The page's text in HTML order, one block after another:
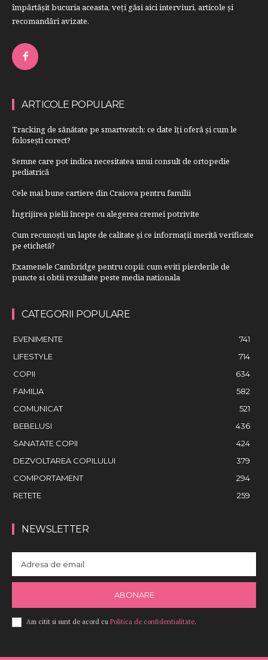
împărtăşit bucuria aceasta, veți găsi aici interviuri, articole şi
recomandări avizate.
ARTICOLE POPULARE
Tracking de sănătate pe smartwatch: ce date îți oferă și cum le
folosești corect?
Semne care pot indica necesitatea unui consult de ortopedie
pediatrică
Cele mai bune cartiere din Craiova pentru familii
Îngrijirea pielii începe cu alegerea cremei potrivite
Cum recunoști un lapte de calitate și ce informații merită verificate
pe etichetă?
Examenele Cambridge pentru copii: cum eviti pierderile de
puncte si obtii rezultate peste media nationala
CATEGORII POPULARE
EVENIMENTE
741
LIFESTYLE
714
COPII
634
FAMILIA
582
COMUNICAT
521
BEBELUSI
436
SANATATE COPII
424
DEZVOLTAREA COPILULUI
379
COMPORTAMENT
294
RETETE
259
NEWSLETTER
ABONARE
Am citit si sunt de acord cu Politica de confidentialitate.